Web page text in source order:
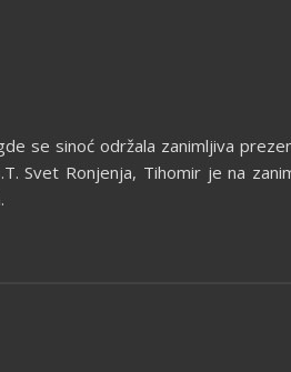
se sinoć održala zanimljiva
Svet Ronjenja, Tihomir je na